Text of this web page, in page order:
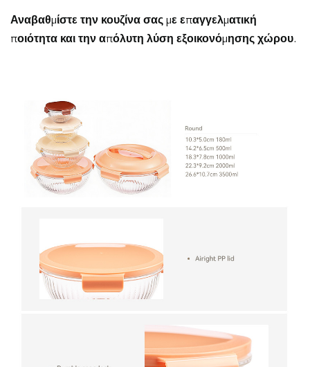
Αναβαθμίστε την κουζίνα σας με επαγγελματική
ποιότητα και την απόλυτη λύση εξοικονόμησης χώρου.